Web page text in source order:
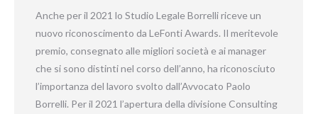
Anche per il 2021 lo Studio Legale Borrelli riceve un
nuovo riconoscimento da LeFonti Awards. Il meritevole
premio, consegnato alle migliori società e ai manager
che si sono distinti nel corso dell’anno, ha riconosciuto
l’importanza del lavoro svolto dall’Avvocato Paolo
Borrelli. Per il 2021 l’apertura della divisione Consulting